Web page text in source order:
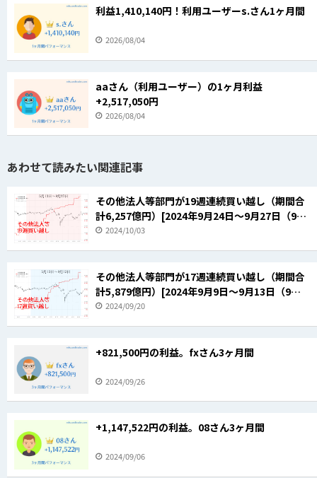
利益1,410,140円！利用ユーザーs.さん1ヶ月間
2026/08/04
aaさん（利用ユーザー）の1ヶ月利益
+2,517,050円
2026/08/04
あわせて読みたい関連記事
その他法人等部門が19週連続買い越し（期間合
計6,257億円）[2024年9月24日～9月27日（9月
第4週）]
2024/10/03
その他法人等部門が17週連続買い越し（期間合
計5,879億円）[2024年9月9日～9月13日（9月
第2週）]
2024/09/20
+821,500円の利益。fxさん3ヶ月間
2024/09/26
+1,147,522円の利益。08さん3ヶ月間
2024/09/06